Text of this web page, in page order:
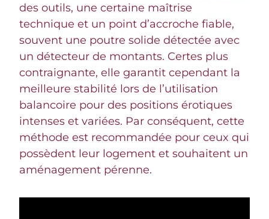
des outils, une certaine maîtrise
technique et un point d’accroche fiable,
souvent une poutre solide détectée avec
un détecteur de montants. Certes plus
contraignante, elle garantit cependant la
meilleure stabilité lors de l’utilisation
balancoire pour des positions érotiques
intenses et variées. Par conséquent, cette
méthode est recommandée pour ceux qui
possèdent leur logement et souhaitent un
aménagement pérenne.